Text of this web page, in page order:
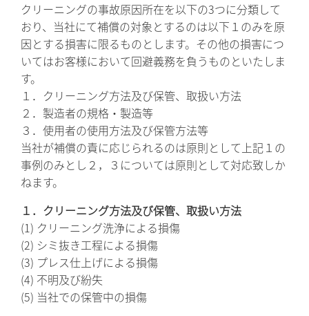
クリーニングの事故原因所在を以下の3つに分類して
おり、当社にて補償の対象とするのは以下１のみを原
因とする損害に限るものとします。その他の損害につ
いてはお客様において回避義務を負うものといたしま
す。
１．クリーニング方法及び保管、取扱い方法
２．製造者の規格・製造等
３．使用者の使用方法及び保管方法等
当社が補償の責に応じられるのは原則として上記１の
事例のみとし２，３については原則として対応致しか
ねます。
１．クリーニング方法及び保管、取扱い方法
(1) クリーニング洗浄による損傷
(2) シミ抜き工程による損傷
(3) プレス仕上げによる損傷
(4) 不明及び紛失
(5) 当社での保管中の損傷